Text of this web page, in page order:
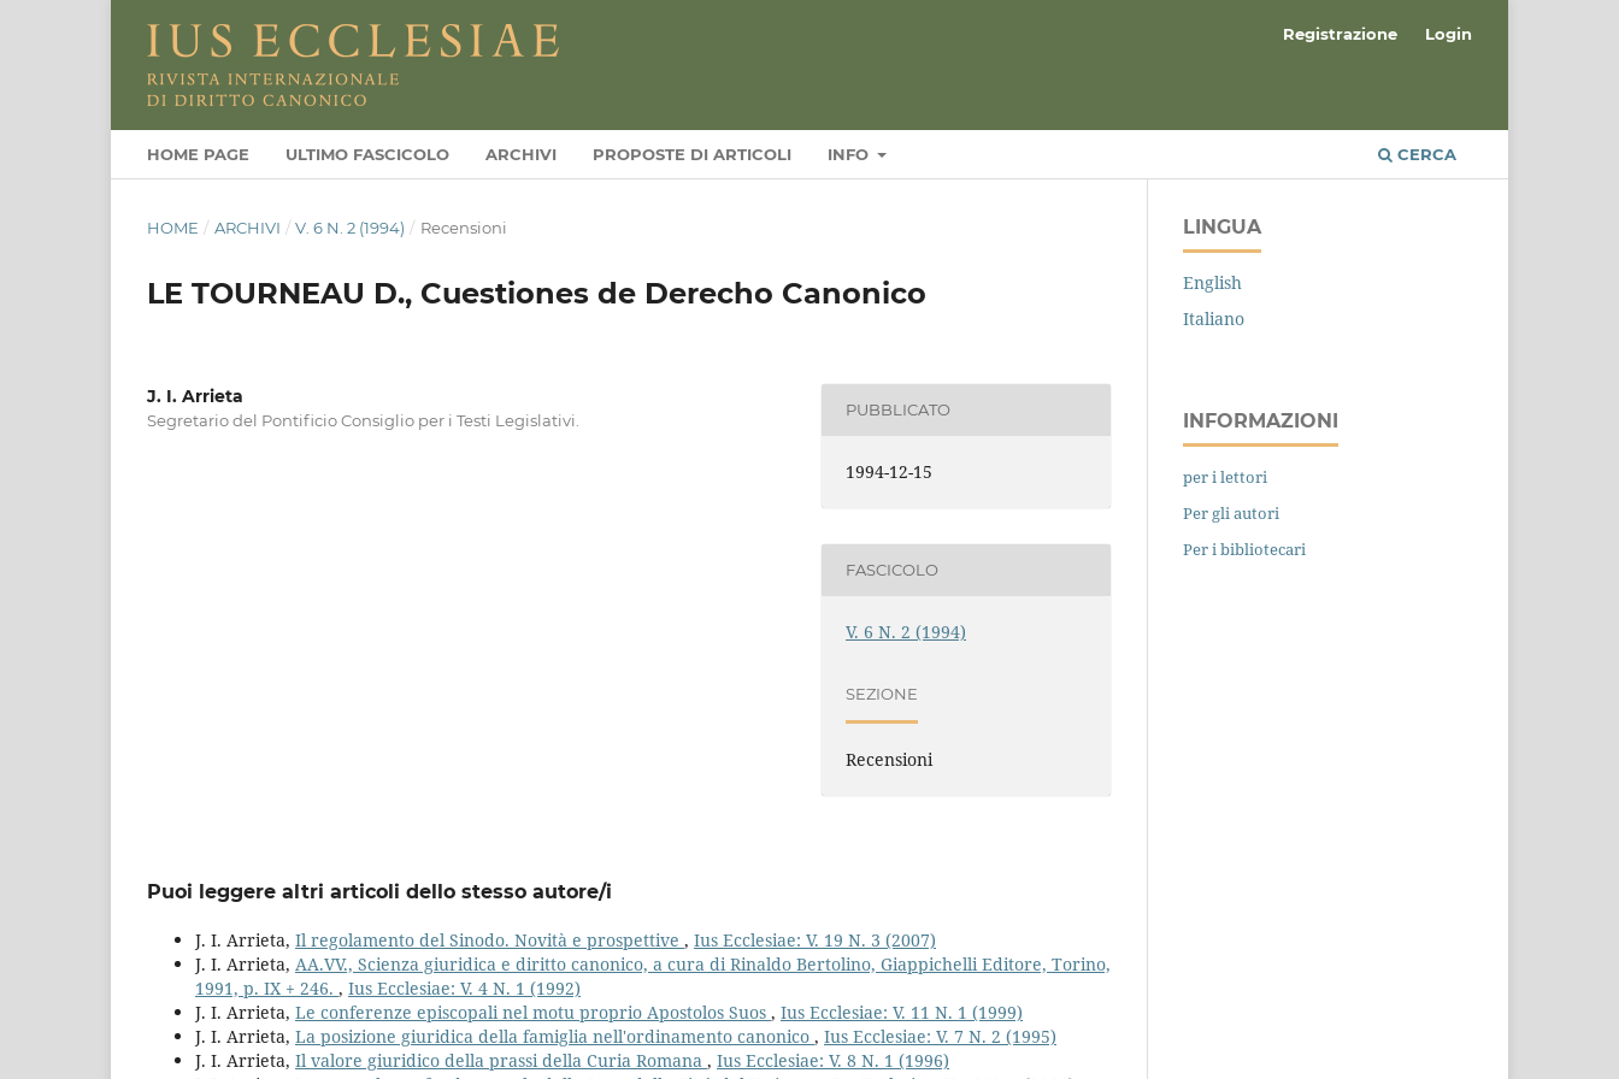
HOME PAGE ULTIMO FASCICOLO ARCHIVI PROPOSTE DI ARTICOLI INFO CERCA
Registrazione Login
HOME / ARCHIVI / V. 6 N. 2 (1994) / Recensioni
LE TOURNEAU D., Cuestiones de Derecho Canonico
J. I. Arrieta
Segretario del Pontificio Consiglio per i Testi Legislativi.
PUBBLICATO
1994-12-15
FASCICOLO
V. 6 N. 2 (1994)
SEZIONE
Recensioni
Puoi leggere altri articoli dello stesso autore/i
J. I. Arrieta, Il regolamento del Sinodo. Novità e prospettive , Ius Ecclesiae: V. 19 N. 3 (2007)
J. I. Arrieta, AA.VV., Scienza giuridica e diritto canonico, a cura di Rinaldo Bertolino, Giappichelli Editore, Torino,
1991, p. IX + 246. , Ius Ecclesiae: V. 4 N. 1 (1992)
J. I. Arrieta, Le conferenze episcopali nel motu proprio Apostolos Suos , Ius Ecclesiae: V. 11 N. 1 (1999)
J. I. Arrieta, La posizione giuridica della famiglia nell'ordinamento canonico , Ius Ecclesiae: V. 7 N. 2 (1995)
J. I. Arrieta, Il valore giuridico della prassi della Curia Romana , Ius Ecclesiae: V. 8 N. 1 (1996)
LINGUA
English
Italiano
INFORMAZIONI
per i lettori
Per gli autori
Per i bibliotecari